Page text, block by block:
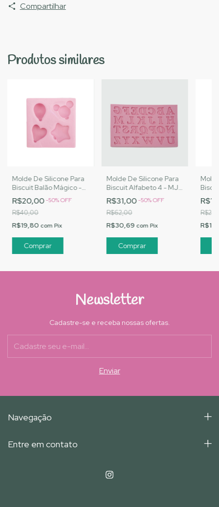
Compartilhar
Produtos similares
Molde De Silicone Para
Biscuit Balão Mágico -
MJ Artesanatos |Cód.
1606
R$20,00-50%OFF
R$40,00
R$19,80 com Pix
Molde De Silicone Para
Biscuit Alfabeto 4 - MJ
Artesanatos |Cód. 1592
R$31,00-50%OFF
R$62,00
R$30,69 com Pix
-
1607
Newsletter
Cadastre-se e receba nossas ofertas.
Navegação
Entre em contato